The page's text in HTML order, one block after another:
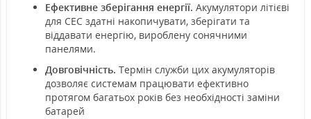
Ефективне зберігання енергії. Акумулятори літієві
для СЕС здатні накопичувати, зберігати та
віддавати енергію, вироблену сонячними
панелями.
Довговічність. Термін служби цих акумуляторів
дозволяє системам працювати ефективно
протягом багатьох років без необхідності заміни
батарей